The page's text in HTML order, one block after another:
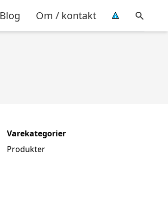
Blog Om / kontakt
Varekategorier
Produkter